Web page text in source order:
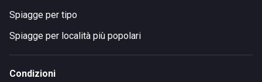
Spiagge per tipo
Spiagge per località più popolari
Condizioni